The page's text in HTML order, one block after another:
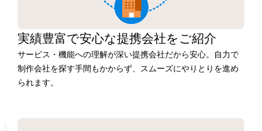
実績豊富で安心な提携会社を ご紹介
サービス・機能への理解が深い提携会社だから安心。自力で
制作会社を探す手間もかからず、スムーズにやりとりを進め
られます。